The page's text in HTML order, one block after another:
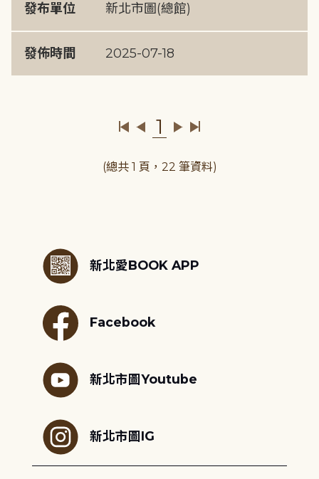
發布單位 新北市圖(總館)
發佈時間 2025-07-18
1
(總共 1 頁，22 筆資料)
新北愛BOOK APP
Facebook
新北市圖Youtube
新北市圖IG